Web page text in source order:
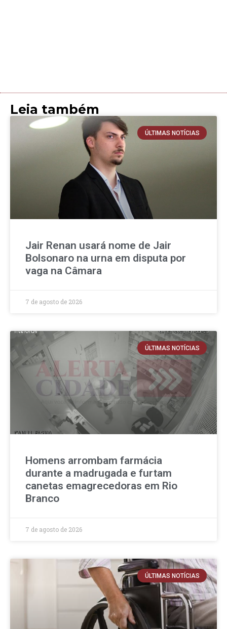
Leia também
ÚLTIMAS NOTÍCIAS
Jair Renan usará nome de Jair
Bolsonaro na urna em disputa por
vaga na Câmara
7 de agosto de 2026
ÚLTIMAS NOTÍCIAS
Homens arrombam farmácia
durante a madrugada e furtam
canetas emagrecedoras em Rio
Branco
7 de agosto de 2026
ÚLTIMAS NOTÍCIAS